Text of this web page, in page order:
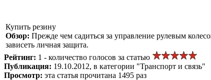
Купить резину
Обзор: Прежде чем садиться за управление рулевым
зависеть личная защита.
Рейтинг: 1 - количество голосов за статью
Публикация: 19.10.2012, в категории "Транспорт и связь"
Просмотр: эта статья прочитана 1495 раз